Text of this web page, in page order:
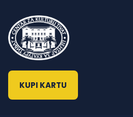
KUPI KARTU